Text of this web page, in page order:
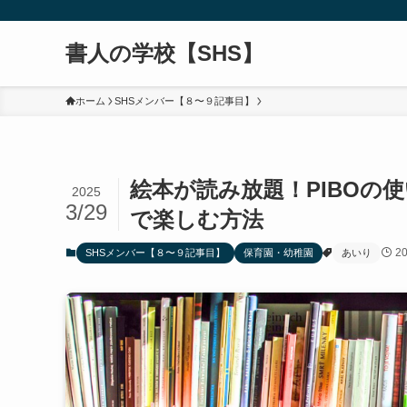
書人の学校【SHS】
ホーム SHSメンバー【８〜９記事目】
絵本が読み放題！PIBOの
で楽しむ方法
2025
3/29
SHSメンバー【８〜９記事目】 保育園・幼稚園 あいり